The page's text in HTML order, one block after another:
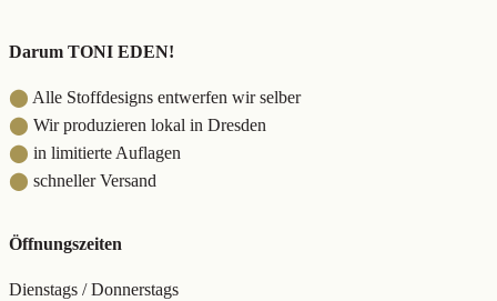
Darum TONI EDEN!
⬤ Alle Stoffdesigns entwerfen wir selber
⬤ Wir produzieren lokal in Dresden
⬤ in limitierte Auflagen
⬤ schneller Versand
Öffnungszeiten
Dienstags / Donnerstags